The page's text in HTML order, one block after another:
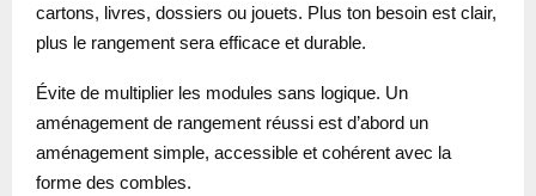
cartons, livres, dossiers ou jouets. Plus ton besoin est clair,
plus le rangement sera efficace et durable.
Évite de multiplier les modules sans logique. Un
aménagement de rangement réussi est d’abord un
aménagement simple, accessible et cohérent avec la
forme des combles.